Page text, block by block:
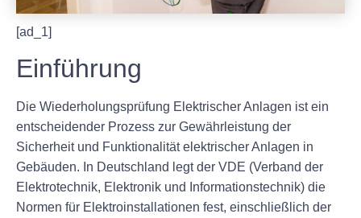
[ad_1]
Einführung
Die Wiederholungsprüfung Elektrischer Anlagen ist ein
entscheidender Prozess zur Gewährleistung der
Sicherheit und Funktionalität elektrischer Anlagen in
Gebäuden. In Deutschland legt der VDE (Verband der
Elektrotechnik, Elektronik und Informationstechnik) die
Normen für Elektroinstallationen fest, einschließlich der